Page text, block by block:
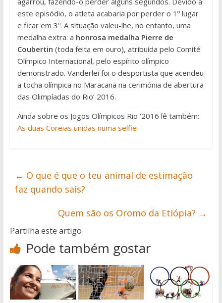
este episódio, o atleta acabaria por perder o 1º lugar
e ficar em 3º. A situação valeu-lhe, no entanto, uma
medalha extra: a honrosa medalha Pierre de
Coubertin (toda feita em ouro), atribuída pelo Comité
Olímpico Internacional, pelo espírito olímpico
demonstrado. Vanderlei foi o desportista que acendeu
a tocha olímpica no Maracanã na cerimónia de abertura
das Olimpíadas do Rio’ 2016.
Ainda sobre os Jogos Olímpicos Rio ‘2016 lê também:
As duas Coreias unidas numa selfie
← O que é que o teu animal de estimação
faz quando sais?
Quem são os Oromo da Etiópia? →
Partilha este artigo
Pode também gostar